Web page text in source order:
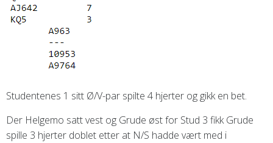
Studentenes 1 sitt Ø/V-par spilte 4 hjerter og gikk en bet.
Der Helgemo satt vest og Grude øst for Stud 3 fikk Grude
spille 3 hjerter doblet etter at N/S hadde vært med i